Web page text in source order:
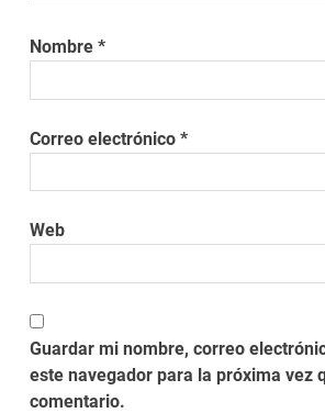
Nombre*
Correo electrónico*
Web
Guardar mi nombre, correo
este navegador para la próxima vez
comentario.